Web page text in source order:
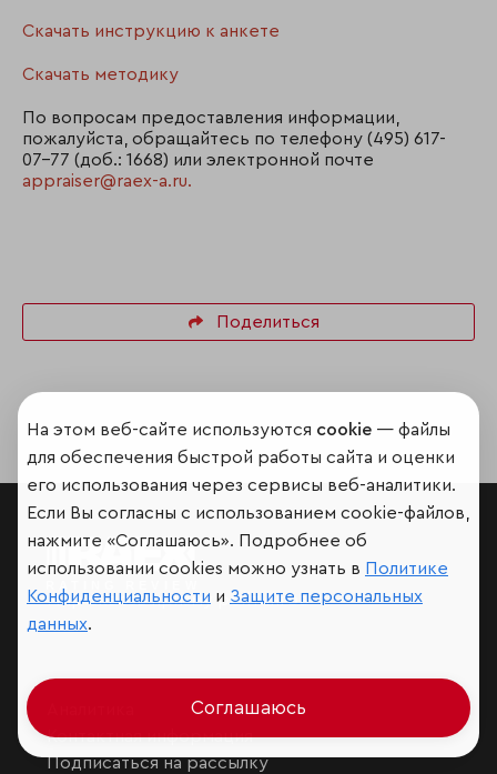
Скачать инструкцию к анкете
Скачать методику
По вопросам предоставления информации,
пожалуйста, обращайтесь по телефону (495) 617-
07-77 (доб.: 1668) или электронной почте
appraiser@raex-a.ru.
Поделиться
Мир сквозь призму рейтингов
Контактная информация
Подписаться на рассылку
На этом веб-сайте используются cookie — файлы
для обеспечения быстрой работы сайта и оценки
его использования через сервисы веб-аналитики.
Если Вы согласны с использованием cookie-файлов,
нажмите «Соглашаюсь». Подробнее об
использовании cookies можно узнать в Политике
Конфиденциальности и Защите персональных
данных.
Соглашаюсь